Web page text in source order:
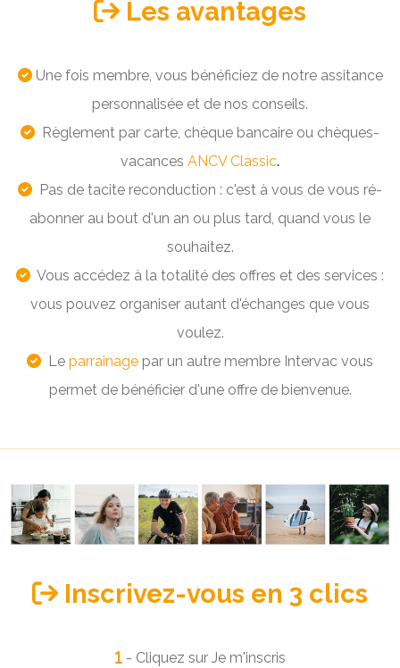
Les avantages
Une fois membre, vous bénéficiez de notre assitance
personnalisée et de nos conseils.
Règlement par carte, chèque bancaire ou chèques-
vacances ANCV Classic.
Pas de tacite reconduction : c'est à vous de vous ré-
abonner au bout d'un an ou plus tard, quand vous le
souhaitez.
Vous accédez à la totalité des offres et des services :
vous pouvez organiser autant d'échanges que vous
voulez.
Le parrainage par un autre membre Intervac vous
permet de bénéficier d'une offre de bienvenue.
Inscrivez-vous en 3 clics
- Cliquez sur Je m'inscris